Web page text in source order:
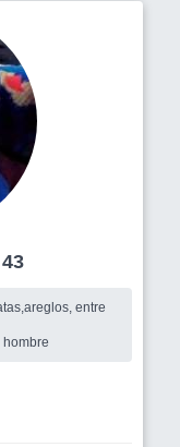
43
entre
hombre